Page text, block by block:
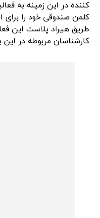
کننده در این زمینه به
کلمن صندوقی خود را برای
طریق هیراد پلاست این
کارشناسان مربوطه در این